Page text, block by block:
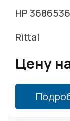
HP 3686536
Rittal
Цену